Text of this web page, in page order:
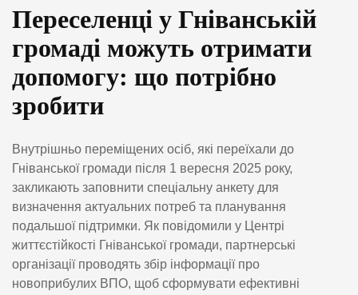
Переселенці у Гніванській
громаді можуть отримати
допомогу: що потрібно
зробити
Внутрішньо переміщених осіб, які переїхали до
Гніванської громади після 1 вересня 2025 року,
закликають заповнити спеціальну анкету для
визначення актуальних потреб та планування
подальшої підтримки. Як повідомили у Центрі
життєстійкості Гніванської громади, партнерські
організації проводять збір інформації про
новоприбулих ВПО, щоб сформувати ефективні